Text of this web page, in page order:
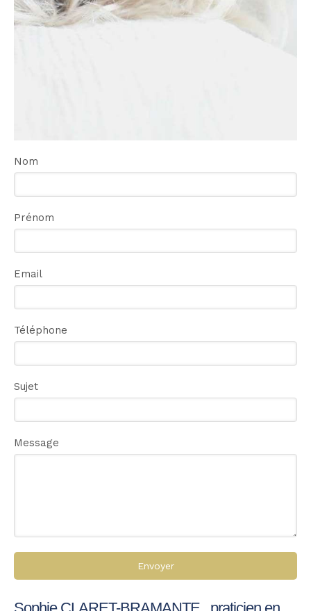
Nom
Prénom
Email
Téléphone
Sujet
Message
Envoyer